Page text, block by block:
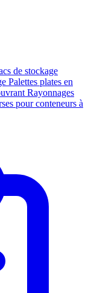
de stockage
Palettes plates en
Rayonnages
pour conteneurs à